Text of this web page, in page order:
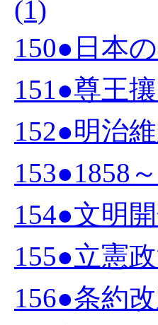
(1)
150●日本
151●尊王
152●明治
153●1858
154●文明
155●立憲
156●条約